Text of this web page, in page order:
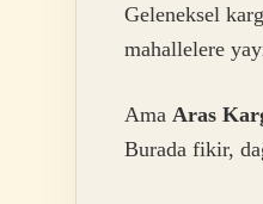
Geleneksel
mahallelere
Ama Aras
Burada fikir,